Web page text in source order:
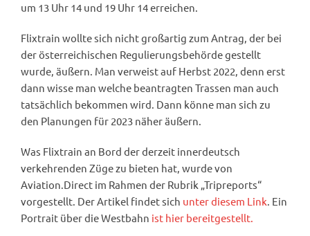
um 13 Uhr 14 und 19 Uhr 14 erreichen.
Flixtrain wollte sich nicht großartig zum Antrag, der bei
der österreichischen Regulierungsbehörde gestellt
wurde, äußern. Man verweist auf Herbst 2022, denn erst
dann wisse man welche beantragten Trassen man auch
tatsächlich bekommen wird. Dann könne man sich zu
den Planungen für 2023 näher äußern.
Was Flixtrain an Bord der derzeit innerdeutsch
verkehrenden Züge zu bieten hat, wurde von
Aviation.Direct im Rahmen der Rubrik „Tripreports“
vorgestellt. Der Artikel findet sich unter diesem Link. Ein
Portrait über die Westbahn ist hier bereitgestellt.